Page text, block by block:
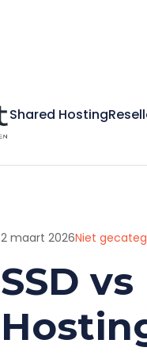
Shared Hosting
2 maart 2026Niet
SSD